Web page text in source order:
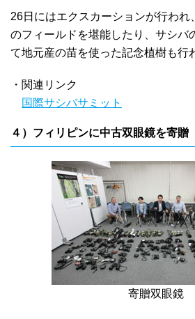
26日にはエクスカーションが行われ
のフィールドを堪能したり、サシバ
て地元産の苗を使った記念植樹も行
・関連リンク
国際サシバサミット
４）フィリピンに中古双眼鏡を寄贈
寄贈双眼鏡